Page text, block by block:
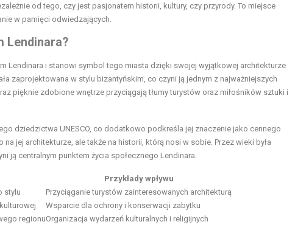
od tego, czy jest pasjonatem historii, kultury, czy przyrody. To miejsce
w pamięci odwiedzających.
Lendinara?
Lendinara i stanowi symbol tego miasta dzięki swojej wyjątkowej architekturze
zaprojektowana w stylu bizantyńskim, co czyni ją jednym z najważniejszych
pięknie zdobione wnętrze przyciągają tłumy turystów oraz miłośników sztuki i
dziedzictwa UNESCO, co dodatkowo podkreśla jej znaczenie jako cennego
jej architekturze, ale także na historii, którą nosi w sobie. Przez wieki była
ją centralnym punktem życia społecznego Lendinara.
Przykłady wpływu
stylu
Przyciąganie turystów zainteresowanych architekturą
Wsparcie dla ochrony i konserwacji zabytku
regionuOrganizacja wydarzeń kulturalnych i religijnych